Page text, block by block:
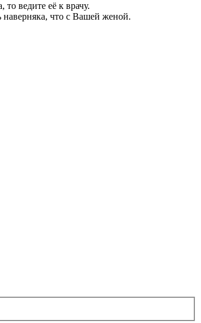
ведите её к врачу.
наверняка, что с Вашей женой.